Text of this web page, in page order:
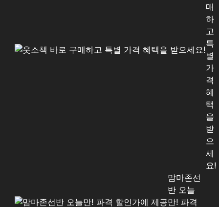
매
하
고
특
별
가
격
혜
택
을
받
으
세
요!
맘마존선
반 오늘
만! 파격